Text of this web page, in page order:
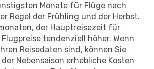
Monate für Flüge nach
Regel der Frühling und der Herbst.
der Hauptreisezeit für
tendenziell höher. Wenn
Reisedaten sind, können Sie
Nebensaison erhebliche Kosten